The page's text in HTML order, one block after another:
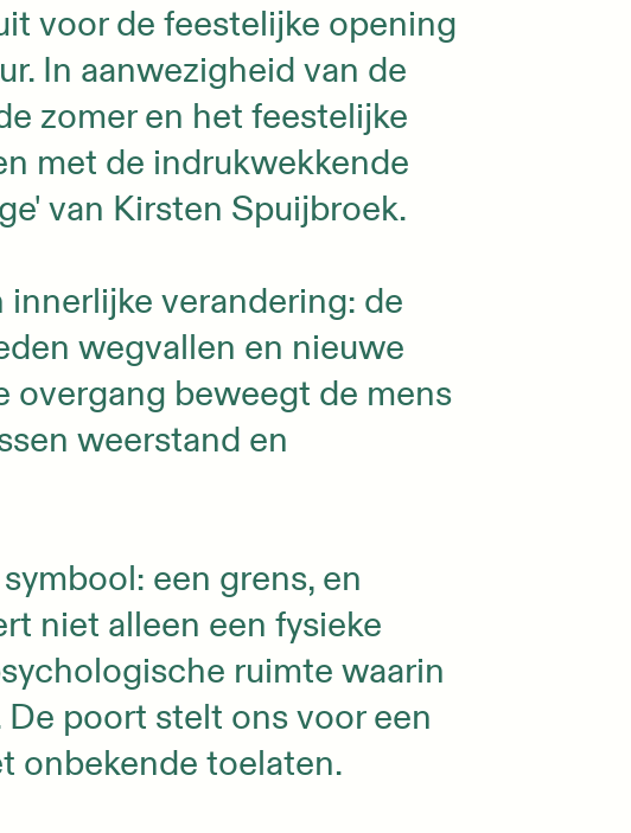
voor de feestelijke opening
In aanwezigheid van de
zomer en het feestelijke
met de indrukwekkende
van Kirsten Spuijbroek.
verandering: de
wegvallen en nieuwe
overgang beweegt de mens
weerstand en
een grens, en
niet alleen een fysieke
ruimte waarin
poort stelt ons voor een
onbekende toelaten.